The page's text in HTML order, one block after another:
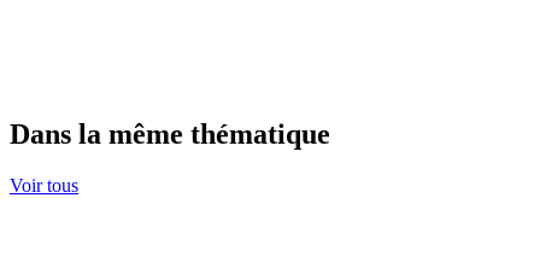
Dans la même thématique
Voir tous